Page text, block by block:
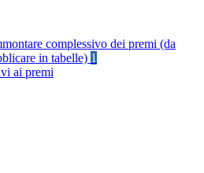
complessivo dei premi (da
in tabelle) 1
ai premi